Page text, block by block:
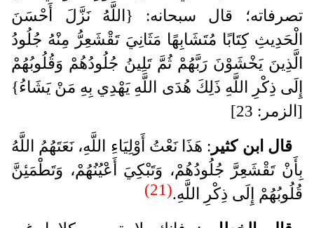
تصرفاته؛ قال سبحانه: {اللَّهُ نَزَّلَ أَحْسَنَ
الْحَدِيثِ كِتَابًا مُتَشَابِهًا مَثَانِيَ تَقْشَعِرُّ مِنْهُ جُلُودُ
الَّذِينَ يَخْشَوْنَ رَبَّهُمْ ثُمَّ تَلِينُ جُلُودُهُمْ وَقُلُوبُهُمْ
إِلَى ذِكْرِ اللَّهِ ذَلِكَ هُدَى اللَّهِ يَهْدِي بِهِ مَنْ يَشَاءُ}
[الزمر: 23]
قال ابن كثير : هَذَا نَعْتُ أَوْلِيَاءِ اللَّهِ، نَعَتَهُمُ اللَّهُ
بِأَنْ تَقْشَعِرَّ جُلُودُهُمْ، وَتَبْكِيَ أَعْيُنُهُمْ، وَتَطْمَئِنَّ
قُلُوبُهُمْ إِلَى ذِكْرِ اللَّهِ.(21)